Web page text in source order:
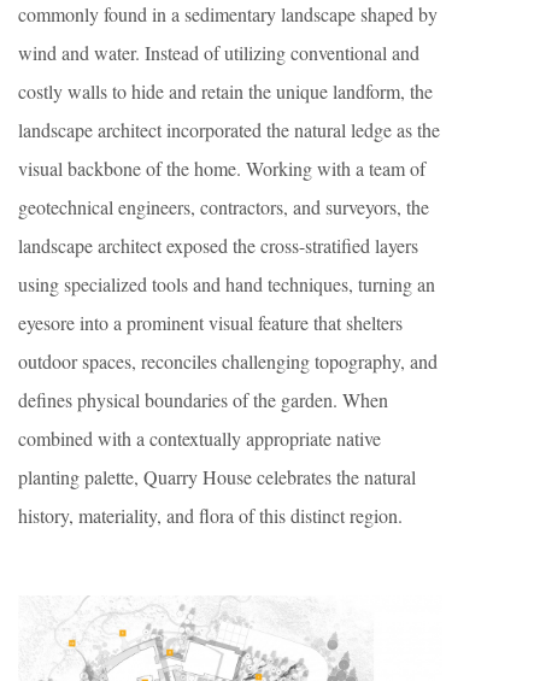
commonly found in a sedimentary landscape shaped by
wind and water. Instead of utilizing conventional and
costly walls to hide and retain the unique landform, the
landscape architect incorporated the natural ledge as the
visual backbone of the home. Working with a team of
geotechnical engineers, contractors, and surveyors, the
landscape architect exposed the cross-stratified layers
using specialized tools and hand techniques, turning an
eyesore into a prominent visual feature that shelters
outdoor spaces, reconciles challenging topography, and
defines physical boundaries of the garden. When
combined with a contextually appropriate native
planting palette, Quarry House celebrates the natural
history, materiality, and flora of this distinct region.